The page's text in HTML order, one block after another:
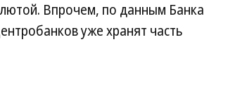
Впрочем, по данным Банка
уже хранят часть